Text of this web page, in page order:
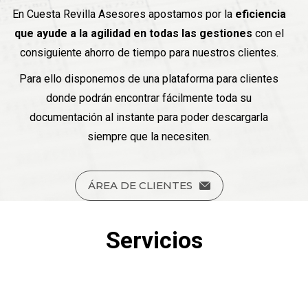
En Cuesta Revilla Asesores apostamos por la eficiencia
que ayude a la agilidad en todas las gestiones con el
consiguiente ahorro de tiempo para nuestros clientes.
Para ello disponemos de una plataforma para clientes
donde podrán encontrar fácilmente toda su
documentación al instante para poder descargarla
siempre que la necesiten.
ÁREA DE CLIENTES
Servicios